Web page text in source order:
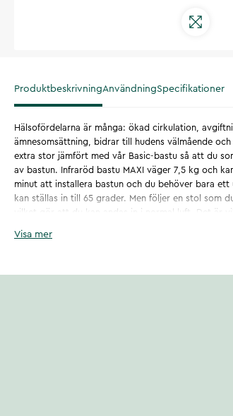
ProduktbeskrivningAnvändningSpecifikationer
Hälsofördelarna är många: ökad cirkulation,
ämnesomsättning, bidrar till hudens välmående och
extra stor jämfört med vår Basic-bastu så att du
av bastun. Infraröd bastu MAXI väger 7,5 kg och
minut att installera bastun och du behöver bara
kan ställas in till 65 grader. Men följer en stol som
vilket gör att du kan andas in i normal luft. Det är
rekommenderar 30 min 3 gånger i veckan för
Visa mer